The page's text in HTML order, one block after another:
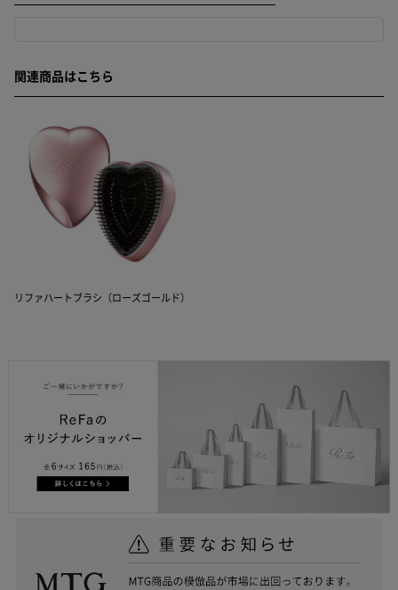
関連商品はこちら
リファハートブラシ（ローズゴールド）